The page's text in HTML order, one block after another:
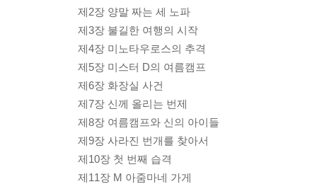
제2장 양말 짜는 세 노파
제3장 불길한 여행의 시작
제4장 미노타우로스의 추격
제5장 미스터 D의 여름캠프
제6장 화장실 사건
제7장 신께 올리는 번제
제8장 여름캠프와 신의 아이들
제9장 사라진 번개를 찾아서
제10장 첫 번째 습격
제11장 M 아줌마네 가게